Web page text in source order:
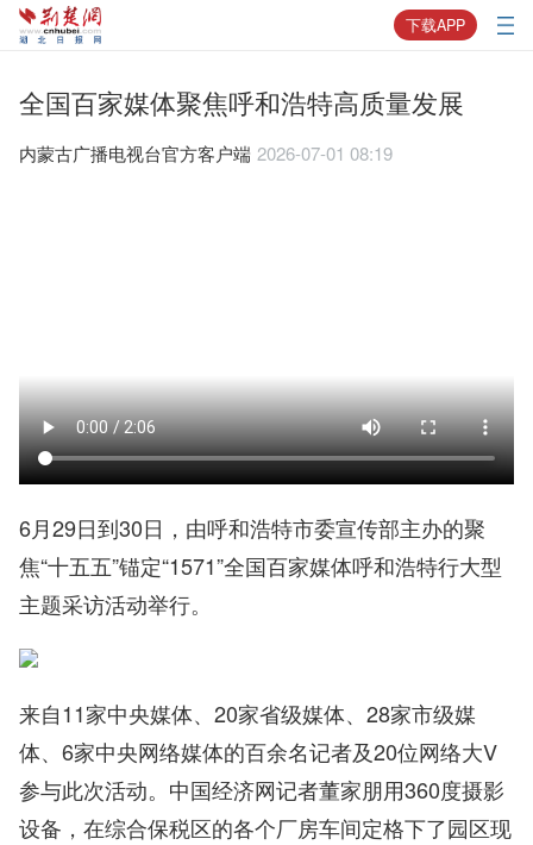
下载APP
全国百家媒体聚焦呼和浩特高质量发展
内蒙古广播电视台官方客户端 2026-07-01 08:19
6月29日到30日，由呼和浩特市委宣传部主办的聚
焦“十五五”锚定“1571”全国百家媒体呼和浩特行大型
主题采访活动举行。
来自11家中央媒体、20家省级媒体、28家市级媒
体、6家中央网络媒体的百余名记者及20位网络大V
参与此次活动。中国经济网记者董家朋用360度摄影
设备，在综合保税区的各个厂房车间定格下了园区现